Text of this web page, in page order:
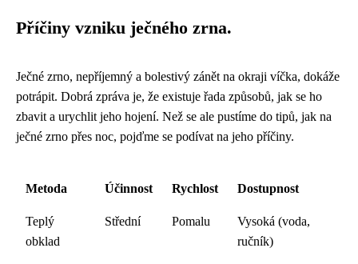
Příčiny vzniku ječného zrna.
Ječné zrno, nepříjemný a bolestivý zánět na okraji víčka, dokáže
potrápit. Dobrá zpráva je, že existuje řada způsobů, jak se ho
zbavit a urychlit jeho hojení. Než se ale pustíme do tipů, jak na
ječné zrno přes noc, pojďme se podívat na jeho příčiny.
Metoda Účinnost Rychlost Dostupnost
Teplý
obklad
Střední Pomalu
Vysoká (voda,
ručník)